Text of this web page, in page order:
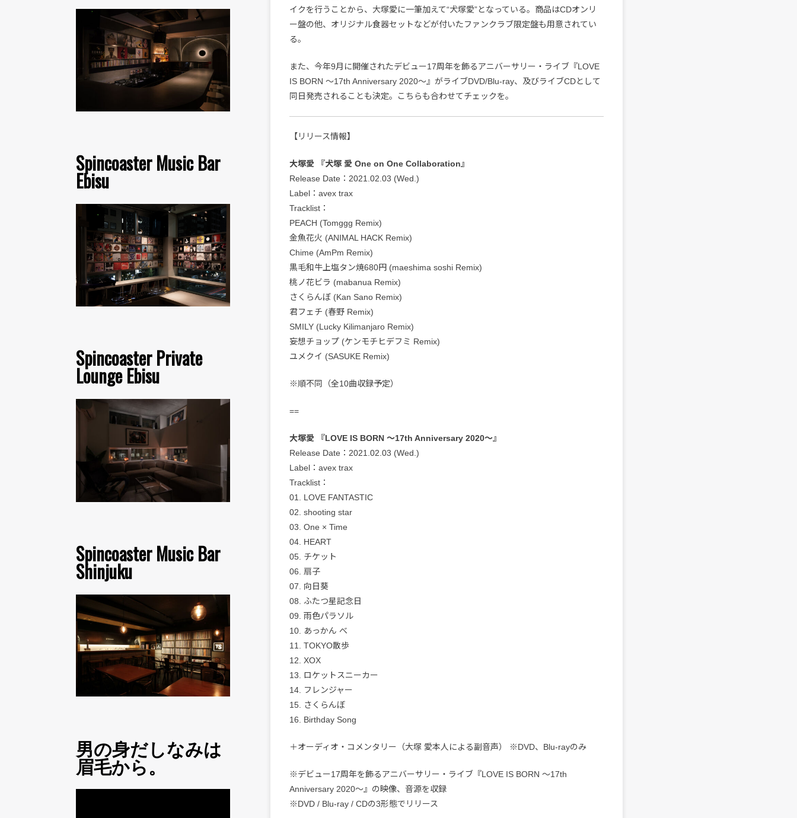
Spincoaster Music Bar
Ebisu
Spincoaster Private
Lounge Ebisu
Spincoaster Music Bar
Shinjuku
男の身だしなみは
眉毛から。
イクを行うことから、大塚愛に一筆加えて“犬塚愛”となっている。商品はCDオンリ
ー盤の他、オリジナル食器セットなどが付いたファンクラブ限定盤も用意されてい
る。
また、今年9月に開催されたデビュー17周年を飾るアニバーサリー・ライブ『LOVE
IS BORN ～17th Anniversary 2020～』がライブDVD/Blu-ray、及びライブCDとして
同日発売されることも決定。こちらも合わせてチェックを。
【リリース情報】
大塚愛 『犬塚 愛 One on One Collaboration』
Release Date：2021.02.03 (Wed.)
Label：avex trax
Tracklist：
PEACH (Tomggg Remix)
金魚花火 (ANIMAL HACK Remix)
Chime (AmPm Remix)
黒毛和牛上塩タン焼680円 (maeshima soshi Remix)
桃ノ花ビラ (mabanua Remix)
さくらんぼ (Kan Sano Remix)
君フェチ (春野 Remix)
SMILY (Lucky Kilimanjaro Remix)
妄想チョップ (ケンモチヒデフミ Remix)
ユメクイ (SASUKE Remix)
※順不同（全10曲収録予定）
==
大塚愛 『LOVE IS BORN ～17th Anniversary 2020～』
Release Date：2021.02.03 (Wed.)
Label：avex trax
Tracklist：
01. LOVE FANTASTIC
02. shooting star
03. One × Time
04. HEART
05. チケット
06. 扇子
07. 向日葵
08. ふたつ星記念日
09. 雨色パラソル
10. あっかん べ
11. TOKYO散歩
12. XOX
13. ロケットスニーカー
14. フレンジャー
15. さくらんぼ
16. Birthday Song
＋オーディオ・コメンタリー（大塚 愛本人による副音声） ※DVD、Blu-rayのみ
※デビュー17周年を飾るアニバーサリー・ライブ『LOVE IS BORN ～17th
Anniversary 2020～』の映像、音源を収録
※DVD / Blu-ray / CDの3形態でリリース